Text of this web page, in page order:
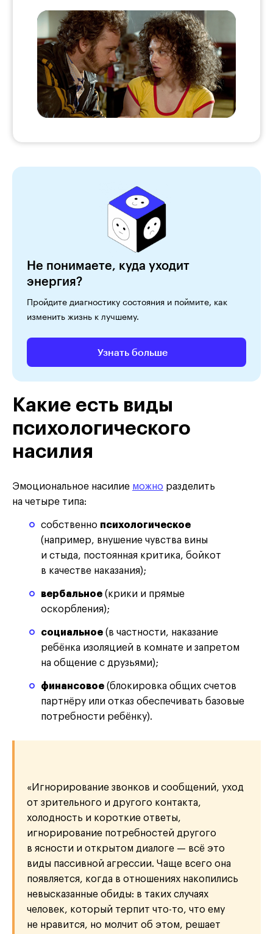
Не понимаете, куда уходит
энергия?
Пройдите диагностику состояния и поймите, как
изменить жизнь к лучшему.
Узнать больше
Какие есть виды
психологического
насилия
Эмоциональное насилие можно разделить
на четыре типа:
собственно психологическое
(например, внушение чувства вины
и стыда, постоянная критика, бойкот
в качестве наказания);
вербальное(крики и прямые
оскорбления);
социальное(в частности, наказание
ребёнка изоляцией в комнате и запретом
на общение с друзьями);
финансовое(блокировка общих счетов
партнёру или отказ обеспечивать базовые
потребности ребёнку).
«Игнорирование звонков и сообщений, уход
от зрительного и другого контакта,
холодность и короткие ответы,
игнорирование потребностей другого
в ясности и открытом диалоге — всё это
виды пассивной агрессии. Чаще всего она
появляется, когда в отношениях накопились
невысказанные обиды: в таких случаях
человек, который терпит что-то, что ему
не нравится, но молчит об этом, решает